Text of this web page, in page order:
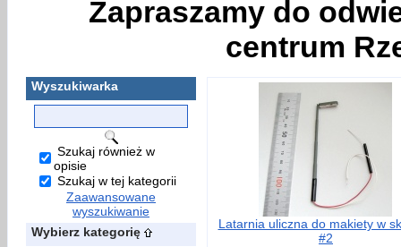
Zapraszamy do
centrum
Wyszukiwarka
Szukaj również w
opisie
Szukaj w tej kategorii
Zaawansowane
wyszukiwanie
Wybierz kategorię
Latarnia uliczna do makiety w
#2